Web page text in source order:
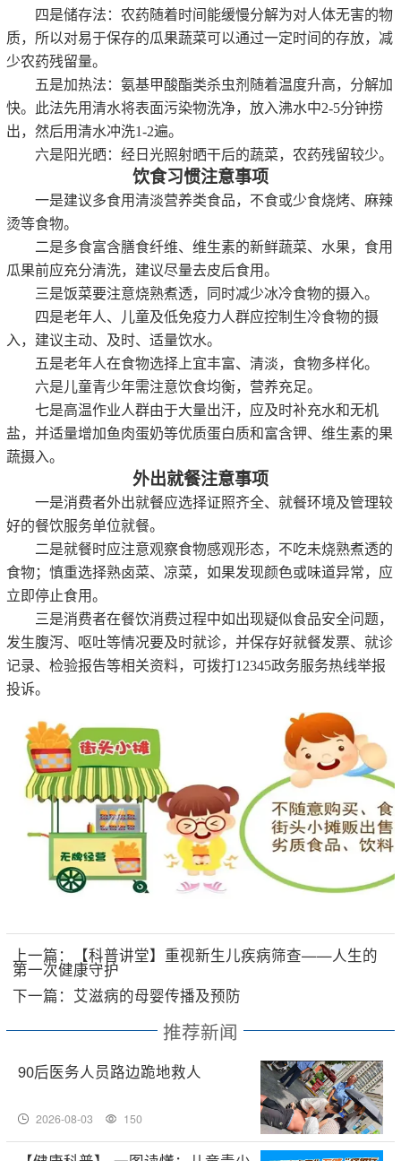
四是储存法：农药随着时间能缓慢分解为对人体无害的物
质，所以对易于保存的瓜果蔬菜可以通过一定时间的存放，减
少农药残留量。
五是加热法：氨基甲酸酯类杀虫剂随着温度升高，分解加
快。此法先用清水将表面污染物洗净，放入沸水中2-5分钟捞
出，然后用清水冲洗1-2遍。
六是阳光晒：经日光照射晒干后的蔬菜，农药残留较少。
饮食习惯注意事项
一是建议多食用清淡营养类食品，不食或少食烧烤、麻辣
烫等食物。
二是多食富含膳食纤维、维生素的新鲜蔬菜、水果，食用
瓜果前应充分清洗，建议尽量去皮后食用。
三是饭菜要注意烧熟煮透，同时减少冰冷食物的摄入。
四是老年人、儿童及低免疫力人群应控制生冷食物的摄
入，建议主动、及时、适量饮水。
五是老年人在食物选择上宜丰富、清淡，食物多样化。
六是儿童青少年需注意饮食均衡，营养充足。
七是高温作业人群由于大量出汗，应及时补充水和无机
盐，并适量增加鱼肉蛋奶等优质蛋白质和富含钾、维生素的果
蔬摄入。
外出就餐注意事项
一是消费者外出就餐应选择证照齐全、就餐环境及管理较
好的餐饮服务单位就餐。
二是就餐时应注意观察食物感观形态，不吃未烧熟煮透的
食物；慎重选择熟卤菜、凉菜，如果发现颜色或味道异常，应
立即停止食用。
三是消费者在餐饮消费过程中如出现疑似食品安全问题，
发生腹泻、呕吐等情况要及时就诊，并保存好就餐发票、就诊
记录、检验报告等相关资料，可拨打12345政务服务热线举报
投诉。
上一篇：【科普讲堂】重视新生儿疾病筛查——人生的
第一次健康守护
下一篇：艾滋病的母婴传播及预防
推荐新闻
90后医务人员路边跪地救人
2026-08-03 150